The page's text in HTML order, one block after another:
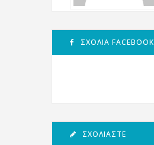
ΣΧΌΛΙΑ FACEBOOK
ΣΧΟΛΙΆΣΤΕ